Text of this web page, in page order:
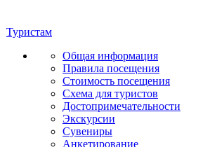
Туристам
Общая информация
Правила посещения
Стоимость посещения
Схема для туристов
Достопримечательности
Экскурсии
Сувениры
Анкетирование